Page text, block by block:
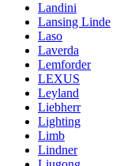
Landini
Lansing Linde
Laso
Laverda
Lemforder
LEXUS
Leyland
Liebherr
Lighting
Limb
Lindner